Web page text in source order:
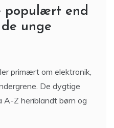
populært end
unge
primært om elektronik,
De dygtige
Z heriblandt børn og